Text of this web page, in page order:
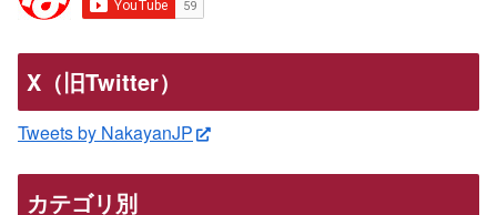
X（旧Twitter）
Tweets by NakayanJP
カテゴリ別